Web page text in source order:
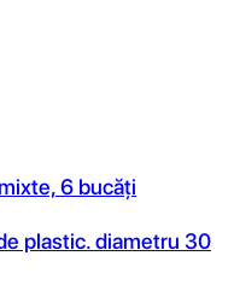
6 bucăți
plastic. diametru 30